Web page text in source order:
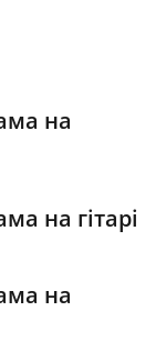
на
на гітарі
на